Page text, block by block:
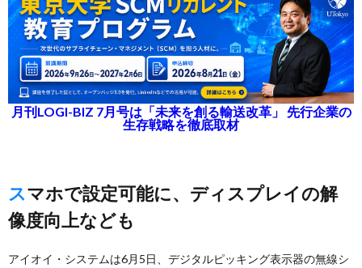
月刊LOGI-BIZ 7月号は「未来を創る輸送改革」 先行企業の
生存戦略を徹底取材
スマホで設定可能に、ディスプレイの解
像度向上なども
アイオイ・システムは6月5日、デジタルピッキング表示器の無線シ